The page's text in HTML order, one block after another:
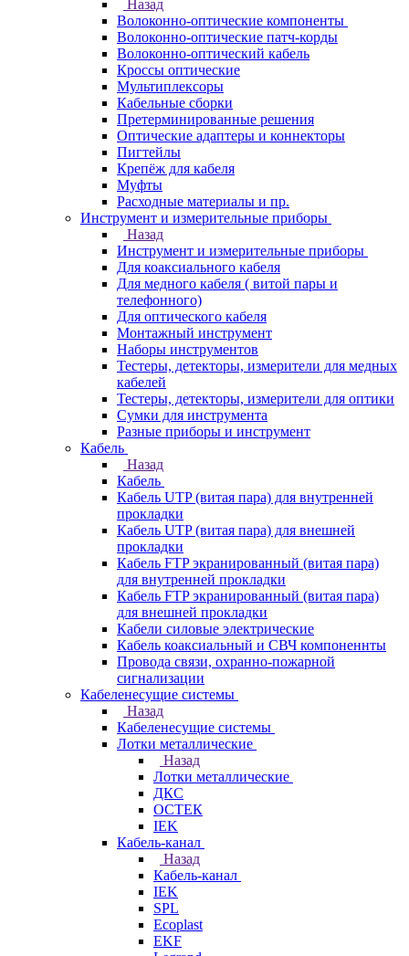
Назад
Волоконно-оптические компоненты
Волоконно-оптические патч-корды
Волоконно-оптический кабель
Кроссы оптические
Мультиплексоры
Кабельные сборки
Претерминированные решения
Оптические адаптеры и коннекторы
Пигтейлы
Крепёж для кабеля
Муфты
Расходные материалы и пр.
Инструмент и измерительные приборы
Назад
Инструмент и измерительные приборы
Для коаксиального кабеля
Для медного кабеля ( витой пары и
телефонного)
Для оптического кабеля
Монтажный инструмент
Наборы инструментов
Тестеры, детекторы, измерители для медных
кабелей
Тестеры, детекторы, измерители для оптики
Сумки для инструмента
Разные приборы и инструмент
Кабель
Назад
Кабель
Кабель UTP (витая пара) для внутренней
прокладки
Кабель UTP (витая пара) для внешней
прокладки
Кабель FTP экранированный (витая пара)
для внутренней прокладки
Кабель FTP экранированный (витая пара)
для внешней прокладки
Кабели силовые электрические
Кабель коаксиальный и СВЧ компоненнты
Провода связи, охранно-пожарной
сигнализации
Кабеленесущие системы
Назад
Кабеленесущие системы
Лотки металлические
Назад
Лотки металлические
ДКС
ОСТЕК
IEK
Кабель-канал
Назад
Кабель-канал
IEK
SPL
Ecoplast
EKF